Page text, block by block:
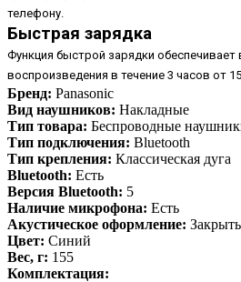
телефону.
Быстрая зарядка
Функция быстрой зарядки
воспроизведения в течение 3 часов от
Бренд: Panasonic
Вид наушников: Накладные
Тип товара: Беспроводные
Тип подключения: Bluetooth
Тип крепления: Классическая дуга
Bluetooth: Есть
Версия Bluetooth: 5
Наличие микрофона: Есть
Акустическое оформление:
Цвет: Синий
Вес, г: 155
Комплектация: